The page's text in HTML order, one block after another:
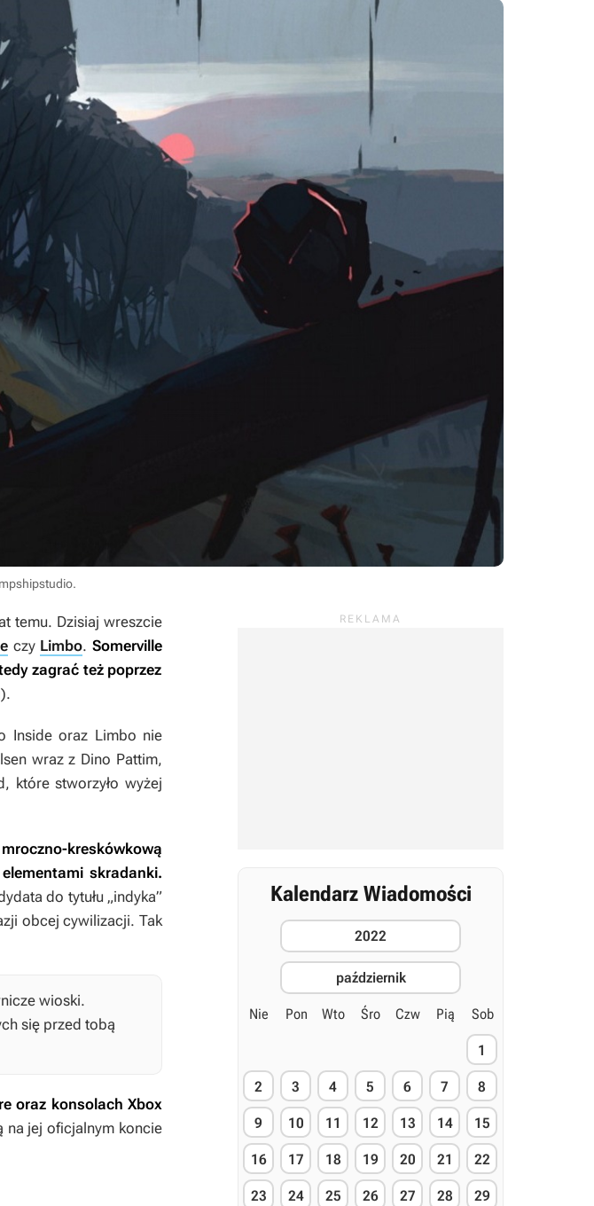
.
temu. Dzisiaj wreszcie
czy Limbo.Somerville
zagrać też poprzez
Insideoraz Limbo nie
wraz z Dino Pattim,
które stworzyło wyżej
mroczno-kreskówkową
skradanki.
do tytułu „indyka”
obcej cywilizacji. Tak
wioski.
się przed tobą
oraz konsolach Xbox
na jej oficjalnym koncie
Kalendarz Wiadomości
2022
październik
Nie Pon Wto Śro Czw Pią Sob
1
2 3 4 5 6 7 8
9 10 11 12 13 14 15
16 17 18 19 20 21 22
23 24 25 26 27 28 29